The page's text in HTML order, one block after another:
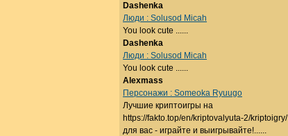
Dashenka
Люди : Solusod Micah
You look cute ......
Dashenka
Люди : Solusod Micah
You look cute ......
Alexmass
Персонажи : Someoka Ryuugo
Лучшие криптоигры на
https://fakto.top/en/kriptovalyuta-2/kriptoigry/
для вас - играйте и выигрывайте!......